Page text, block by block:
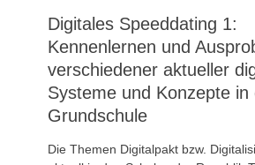
Digitales Speeddating 1:
Kennenlernen und
verschiedener aktueller
Systeme und Konzepte in
Grundschule
Die Themen Digitalpakt bzw.